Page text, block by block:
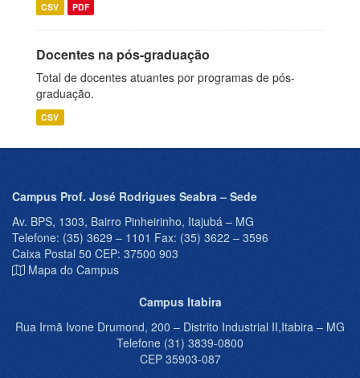
CSV PDF
Docentes na pós-graduação
Total de docentes atuantes por programas de pós-
graduação.
CSV
Campus Prof. José Rodrigues Seabra – Sede
Av. BPS, 1303, Bairro Pinheirinho, Itajubá – MG
Telefone: (35) 3629 – 1101 Fax: (35) 3622 – 3596
Caixa Postal 50 CEP: 37500 903
Mapa do Campus
Campus Itabira
Rua Irmã Ivone Drumond, 200 – Distrito Industrial II,Itabira – MG
Telefone (31) 3839-0800
CEP 35903-087